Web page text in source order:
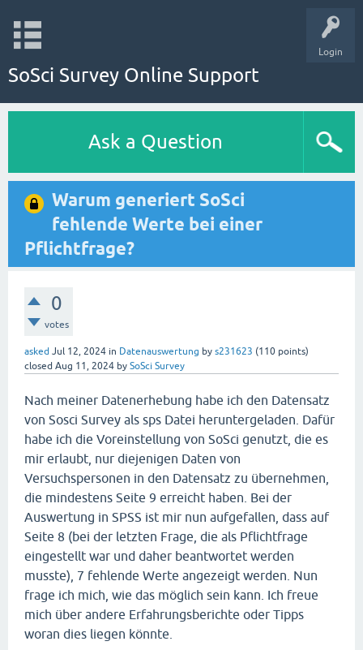
Login
SoSci Survey Online Support
Ask a Question
Warum generiert SoSci
fehlende Werte bei einer
Pflichtfrage?
0
votes
asked Jul 12, 2024 in Datenauswertung by s231623 (110 points)
closed Aug 11, 2024 by SoSci Survey
Nach meiner Datenerhebung habe ich den Datensatz
von Sosci Survey als sps Datei heruntergeladen. Dafür
habe ich die Voreinstellung von SoSci genutzt, die es
mir erlaubt, nur diejenigen Daten von
Versuchspersonen in den Datensatz zu übernehmen,
die mindestens Seite 9 erreicht haben. Bei der
Auswertung in SPSS ist mir nun aufgefallen, dass auf
Seite 8 (bei der letzten Frage, die als Pflichtfrage
eingestellt war und daher beantwortet werden
musste), 7 fehlende Werte angezeigt werden. Nun
frage ich mich, wie das möglich sein kann. Ich freue
mich über andere Erfahrungsberichte oder Tipps
woran dies liegen könnte.